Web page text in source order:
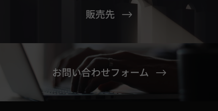
販売先
お問い合わせフォーム